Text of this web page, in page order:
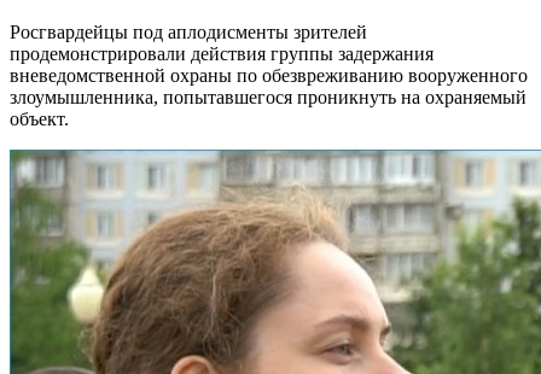
Росгвардейцы под аплодисменты зрителей
продемонстрировали действия группы задержания
вневедомственной охраны по обезвреживанию вооруженного
злоумышленника, попытавшегося проникнуть на охраняемый
объект.